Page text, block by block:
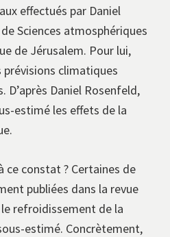
effectués par Daniel
Sciences atmosphériques
de Jérusalem. Pour lui,
prévisions climatiques
D’après Daniel Rosenfeld,
estimé les effets de la
ce constat ? Certaines de
publiées dans la revue
refroidissement de la
estimé. Concrètement,